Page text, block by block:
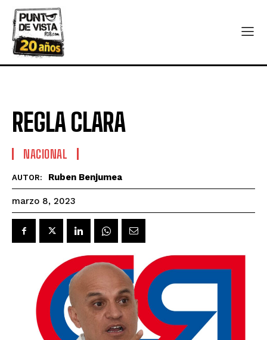
REGLA CLARA
NACIONAL
AUTOR: Ruben Benjumea
marzo 8, 2023